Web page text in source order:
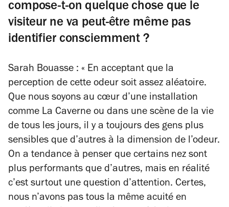
compose-t-on quelque chose que le
visiteur ne va peut-être même pas
identifier consciemment ?
Sarah Bouasse : « En acceptant que la
perception de cette odeur soit assez aléatoire.
Que nous soyons au cœur d’une installation
comme La Caverne ou dans une scène de la vie
de tous les jours, il y a toujours des gens plus
sensibles que d’autres à la dimension de l’odeur.
On a tendance à penser que certains nez sont
plus performants que d’autres, mais en réalité
c’est surtout une question d’attention. Certes,
nous n’avons pas tous la même acuité en